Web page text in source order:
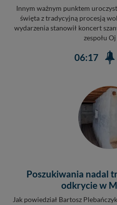
Innym ważnym punktem
święta z tradycyjną procesją
wydarzenia stanowił koncert
zespołu Oj
06:17
Poszukiwania nadal
odkrycie w
Jak powiedział Bartosz